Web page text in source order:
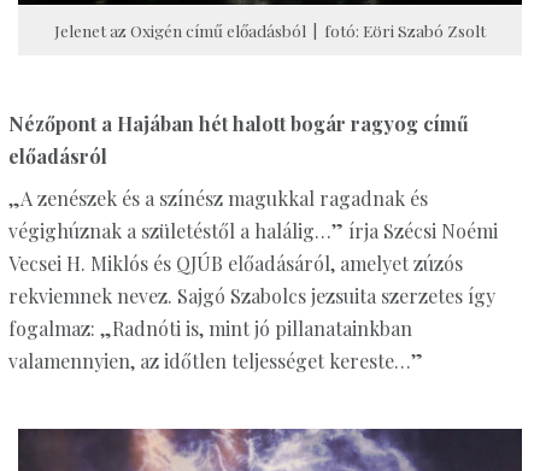
Jelenet az Oxigén című előadásból | fotó: Eöri Szabó Zsolt
Nézőpont a Hajában hét halott bogár ragyog című
előadásról
„A zenészek és a színész magukkal ragadnak és
végighúznak a születéstől a halálig…” írja Szécsi Noémi
Vecsei H. Miklós és QJÚB előadásáról, amelyet zúzós
rekviemnek nevez. Sajgó Szabolcs jezsuita szerzetes így
fogalmaz: „Radnóti is, mint jó pillanatainkban
valamennyien, az időtlen teljességet kereste…”